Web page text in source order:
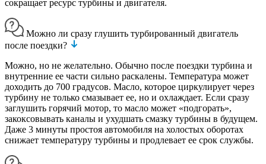
сокращает ресурс турбины и двигателя.
Можно ли сразу глушить турбированный двигатель
после поездки?
Можно, но не желательно. Обычно после поездки турбина и
внутренние ее части сильно раскалены. Температура может
доходить до 700 градусов. Масло, которое циркулирует через
турбину не только смазывает ее, но и охлаждает. Если сразу
заглушить горячий мотор, то масло может «подгорать»,
закоксовывать каналы и ухудшать смазку турбины в будущем.
Даже 3 минуты простоя автомобиля на холостых оборотах
снижает температуру турбины и продлевает ее срок службы.